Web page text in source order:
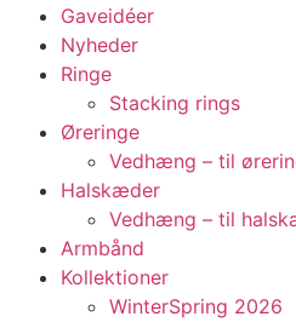
Gaveidéer
Nyheder
Ringe
Stacking rings
Øreringe
Vedhæng – til
Halskæder
Vedhæng – til
Armbånd
Kollektioner
WinterSpring 2026